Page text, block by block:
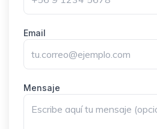
Email
Mensaje